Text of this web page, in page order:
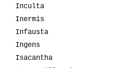
Inculta
Inermis
Infausta
Ingens
Isacantha